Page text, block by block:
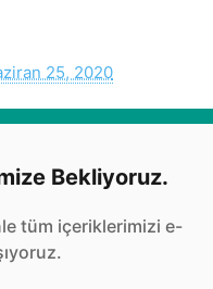
25, 2020
Bekliyoruz.
tüm içeriklerimizi e-